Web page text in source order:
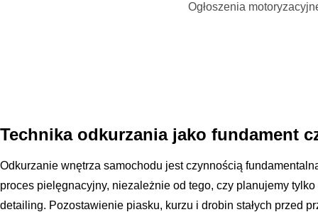
Ogłoszenia
Technika odkurzania jako fundament
Odkurzanie wnętrza samochodu jest czynnością
proces pielęgnacyjny, niezależnie od tego, czy planujemy
detailing. Pozostawienie piasku, kurzu i drobin stałych przed